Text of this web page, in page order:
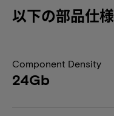
以下の部品仕様
Component Density
24Gb